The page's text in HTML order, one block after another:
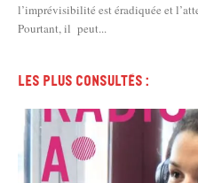
l’imprévisibilité est éradiquée et
Pourtant, il peut...
Les plus consultés :